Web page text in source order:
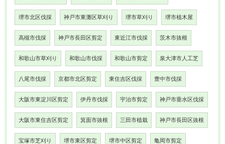
堺市北区伐採 神戸市東灘区草刈り 堺市草刈り 堺市植木屋
高槻市伐採 神戸市長田区剪定 東近江市伐採 茨木市抜根
和歌山市草刈り 和歌山市伐採 和歌山市剪定 泉大津市人工芝
八尾市伐採 京都市北区剪定 東住吉区伐採 豊中市伐採
大阪市東淀川区剪定 伊丹市伐採 宇治市剪定 神戸市垂水区伐採
大阪市東住吉区剪定 箕面市抜根 三田市植栽 神戸市長田区抜根
宝塚市芝刈り 堺市東区剪定 堺市中区剪定 亀岡市剪定